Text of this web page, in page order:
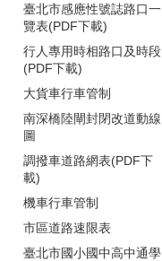
臺北市感應性號誌路口一
覽表(PDF下載)
行人專用時相路口及時段
(PDF下載)
大貨車行車管制
南深橋陸閘封閉改道動線
圖
調撥車道路網表(PDF下
載)
機車行車管制
市區道路速限表
臺北市國小國中高中通學